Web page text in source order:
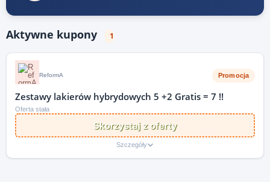
Aktywne kupony 1
ReformA Promocja
Zestawy lakierów hybrydowych 5 +2 Gratis = 7 !!
Oferta stała
Skorzystaj z oferty
Szczegóły